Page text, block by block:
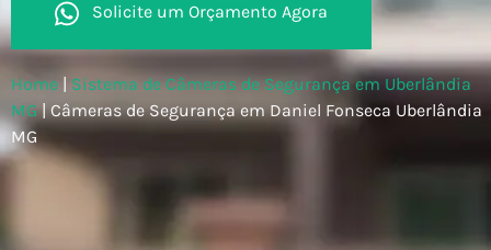
Solicite um Orçamento Agora
Home | Sistema de Câmeras de Segurança em Uberlândia
MG|Câmeras de Segurança em Daniel Fonseca Uberlândia
MG